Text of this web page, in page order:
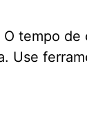
tempo
Use